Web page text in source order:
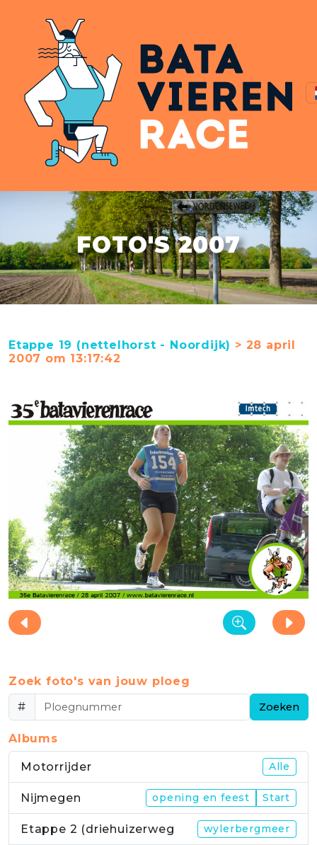
FOTO'S 2007
Etappe 19 (nettelhorst - Noordijk) > 28 april
2007 om 13:17:42
Zoek foto's van jouw ploeg
#
Zoeken
Albums
Motorrijder Alle
Nijmegen opening en feest Start
Etappe 2 (driehuizerweg wylerbergmeer